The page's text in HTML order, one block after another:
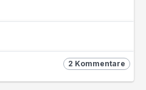
2 Kommentare